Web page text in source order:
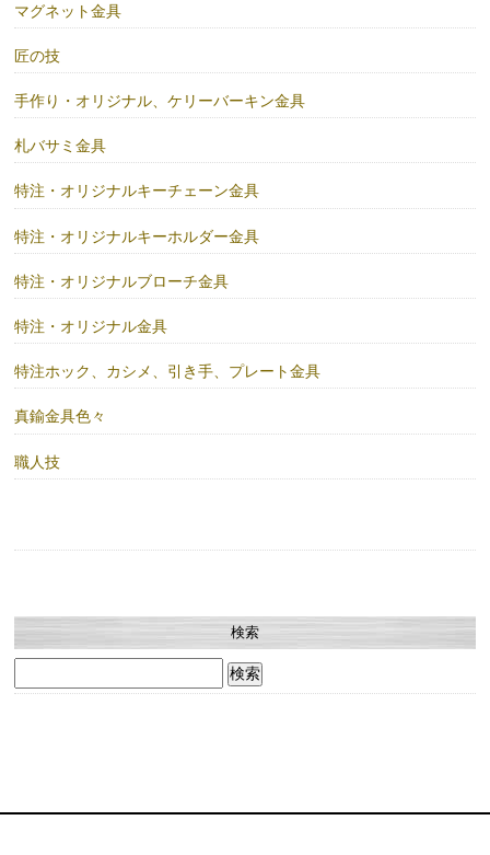
マグネット金具
匠の技
手作り・オリジナル、ケリーバーキン金具
札バサミ金具
特注・オリジナルキーチェーン金具
特注・オリジナルキーホルダー金具
特注・オリジナルブローチ金具
特注・オリジナル金具
特注ホック、カシメ、引き手、プレート金具
真鍮金具色々
職人技
検索
索: